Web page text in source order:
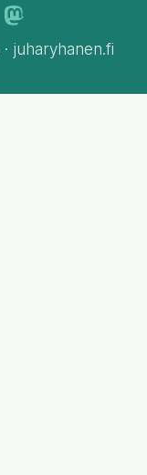
juharyhanen.fi